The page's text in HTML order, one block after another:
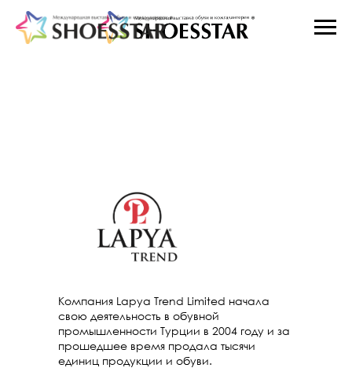
Компания Lapya Trend Limited начала
свою деятельность в обувной
промышленности Турции в 2004 году и за
прошедшее время продала тысячи
единиц продукции и обуви.